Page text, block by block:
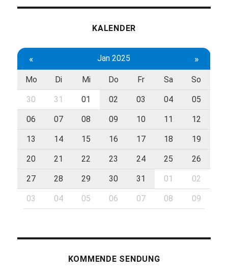
KALENDER
« Jan 2025 »
Mo Di Mi Do Fr Sa So
30 31 01 02 03 04 05
06 07 08 09 10 11 12
13 14 15 16 17 18 19
20 21 22 23 24 25 26
27 28 29 30 31 01 02
03 04 05 06 07 08 09
KOMMENDE SENDUNG